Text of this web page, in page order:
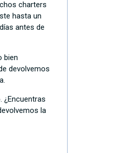
charters
hasta un
antes de
bien
devolvemos
¿Encuentras
la